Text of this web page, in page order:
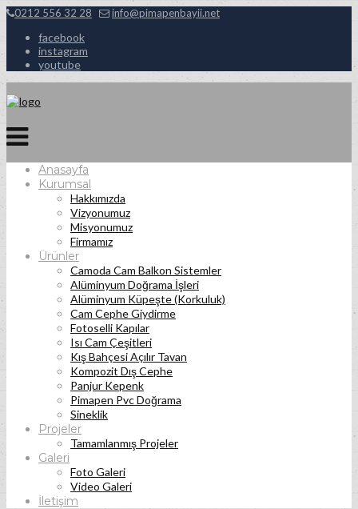
0212 556 32 28 info@pimapenbayii.net
facebook
instagram
youtube
Anasayfa
Kurumsal
Hakkımızda
Vizyonumuz
Misyonumuz
Firmamız
Ürünler
Camoda Cam Balkon Sistemler
Alüminyum Doğrama İşleri
Alüminyum Küpeşte (Korkuluk)
Cam Cephe Giydirme
Fotoselli Kapılar
Isı Cam Çeşitleri
Kış Bahçesi Açılır Tavan
Kompozit Dış Cephe
Panjur Kepenk
Pimapen Pvc Doğrama
Sineklik
Projeler
Tamamlanmış Projeler
Galeri
Foto Galeri
Video Galeri
İletişim